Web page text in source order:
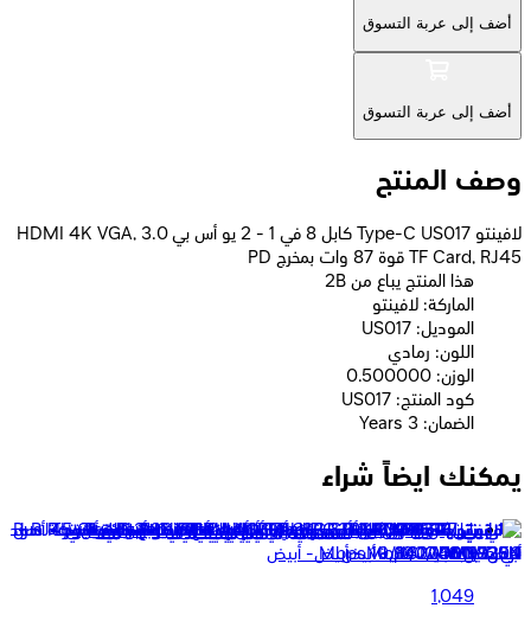
أضف إلى عربة التسوق
أضف إلى عربة التسوق
وصف المنتج
لافينتو Type-C US017 كابل 8 في 1 - 2 يو أس بي 3.0 HDMI 4K VGA,
TF Card, RJ45 قوة 87 وات بمخرج PD
2B هذا المنتج يباع من
الماركة: لافينتو
الموديل: US017
اللون: رمادي
الوزن: 0.500000
كود المنتج: US017
الضمان: 3 Years
يمكنك ايضاً شراء
مانهتن محول من USB 3.0 إلي أنترنت Gigabit بسرعة عالية
10/100/1000 Mbps - أبيض
1,049